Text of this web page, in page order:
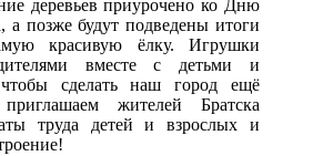
деревьев приурочено ко Дню
а позже будут подведены итоги
красивую ёлку. Игрушки
вместе с детьми и
чтобы сделать наш город ещё
жителей Братска
труда детей и взрослых и